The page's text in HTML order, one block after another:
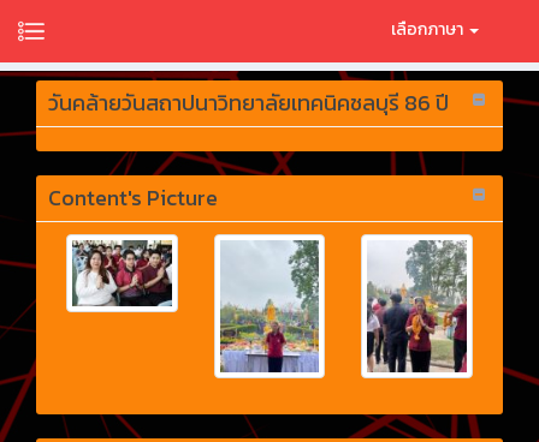
เลือกภาษา
วันคล้ายวันสถาปนาวิทยาลัยเทคนิคชลบุรี 86 ปี
Content's Picture